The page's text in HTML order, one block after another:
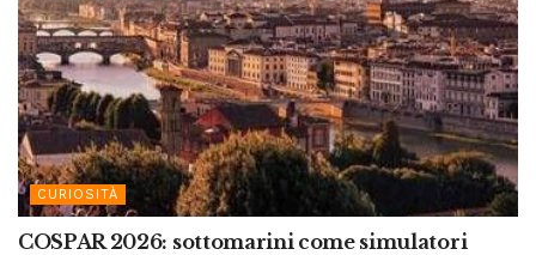
CURIOSITÀ
COSPAR 2026: sottomarini come simulatori